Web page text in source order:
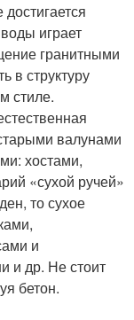
играет
гранитными
в структуру
стиле.
валунами
хостами,
«сухой ручей»
то сухое
и
и др. Не стоит
бетон.